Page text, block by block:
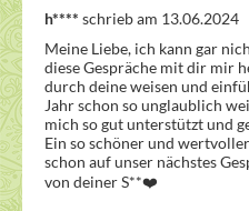
h**** schrieb am 13.06.2024
Meine Liebe, ich kann gar
diese Gespräche mit dir mir
durch deine weisen und
Jahr schon so unglaublich
mich so gut unterstützt und
Ein so schöner und
schon auf unser nächstes
von deiner S**❤️